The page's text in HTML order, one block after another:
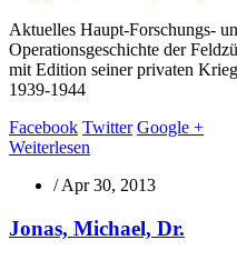
Aktuelles Haupt-Forschungs-
Operationsgeschichte der
mit Edition seiner privaten
1939-1944
Facebook Twitter Google +
Weiterlesen
/ Apr 30, 2013
Jonas, Michael, Dr.